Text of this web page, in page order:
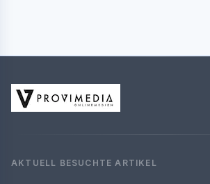
AKTUELL BESUCHTE ARTIKEL